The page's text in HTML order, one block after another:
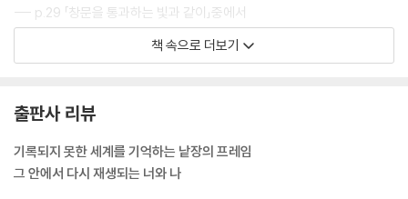
--- p.29 「창문을 통과하는 빛과 같이」중에서
영화는 너의 얼굴로 끝났다. 훗날, 윤 감독은 인터뷰에서 마지막 컷이 클로
하게 된 순간 말이다. 이제 막 자리에서 일어나는 세연의 팔목을 수민이 세
게 잡는 것으로, 수민이 세연을 애틋하게 바라보는 것으로, 영화가 끝나도
되는 건지. 나는 둘 사이에 이야기가 더 남아 있다고 생각했다. 수민이 세연
책 속으로 더보기
출판사 리뷰
기록되지 못한 세계를 기억하는 낱장의 프레임
그 안에서 다시 재생되는 너와 나